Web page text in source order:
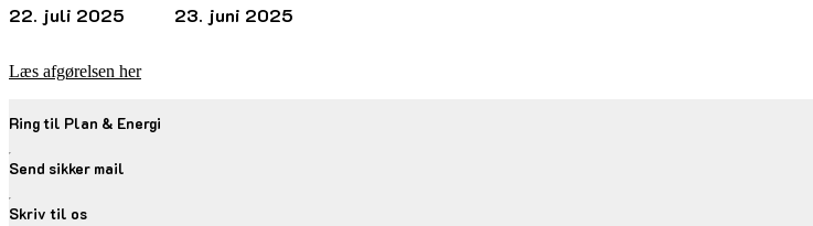
22. juli 2025 23. juni 2025
Læs afgørelsen her
Ring til Plan & Energi
Send sikker mail
Skriv til os